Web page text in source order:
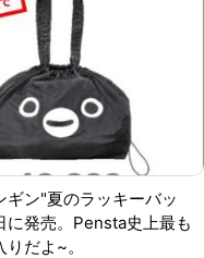
ギン"夏のラッキーバッ
に発売。Pensta史上最も
だよ~。